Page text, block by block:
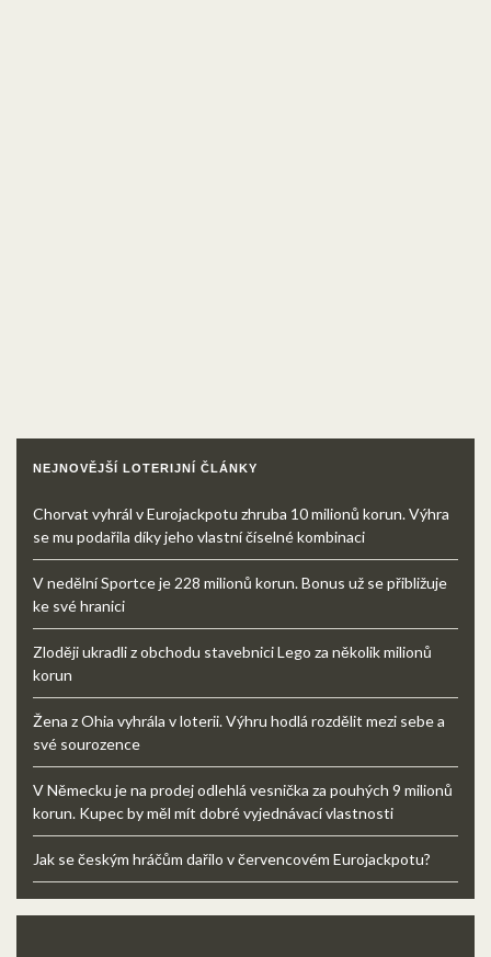
NEJNOVĚJŠÍ LOTERIJNÍ ČLÁNKY
Chorvat vyhrál v Eurojackpotu zhruba 10 milionů korun. Výhra
se mu podařila díky jeho vlastní číselné kombinaci
V nedělní Sportce je 228 milionů korun. Bonus už se přibližuje
ke své hranici
Zloději ukradli z obchodu stavebnici Lego za několik milionů
korun
Žena z Ohia vyhrála v loterii. Výhru hodlá rozdělit mezi sebe a
své sourozence
V Německu je na prodej odlehlá vesnička za pouhých 9 milionů
korun. Kupec by měl mít dobré vyjednávací vlastnosti
Jak se českým hráčům dařilo v červencovém Eurojackpotu?